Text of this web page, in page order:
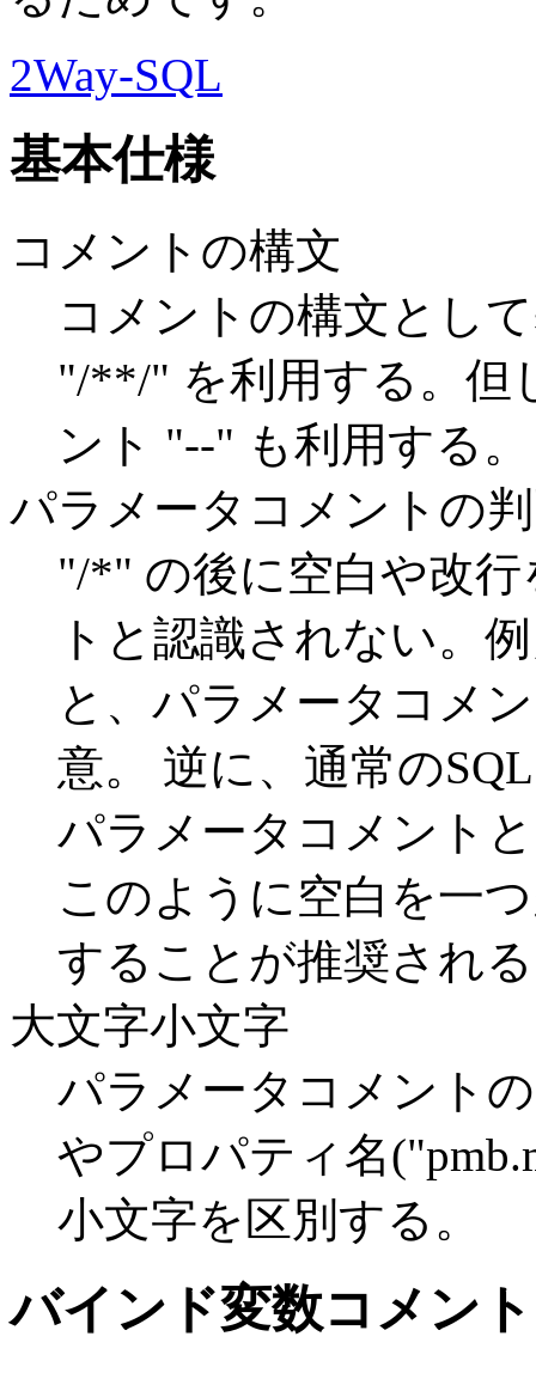
2Way-SQL
基本仕様
コメントの構文
コメントの構文とし
"/**/" を利用する。但
ント "--" も利用する。
パラメータコメントの
"/*" の後に空白や改
トと認識されない。
と、パラメータコメ
意。 逆に、通常の
パラメータコメント
このように空白を一
することが推奨され
大文字小文字
パラメータコメント
やプロパティ名
小文字を区別する。
バインド変数コメント